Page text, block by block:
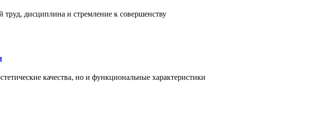
дисциплина и стремление к совершенству
качества, но и функциональные характеристики